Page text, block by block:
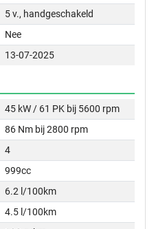
5 v., handgeschakeld
Nee
13-07-2025
45 kW / 61 PK bij 5600 rpm
86 Nm bij 2800 rpm
4
999cc
6.2 l/100km
4.5 l/100km